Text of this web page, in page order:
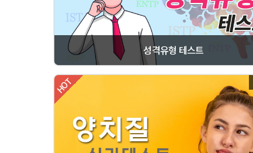
성격유형 테스트